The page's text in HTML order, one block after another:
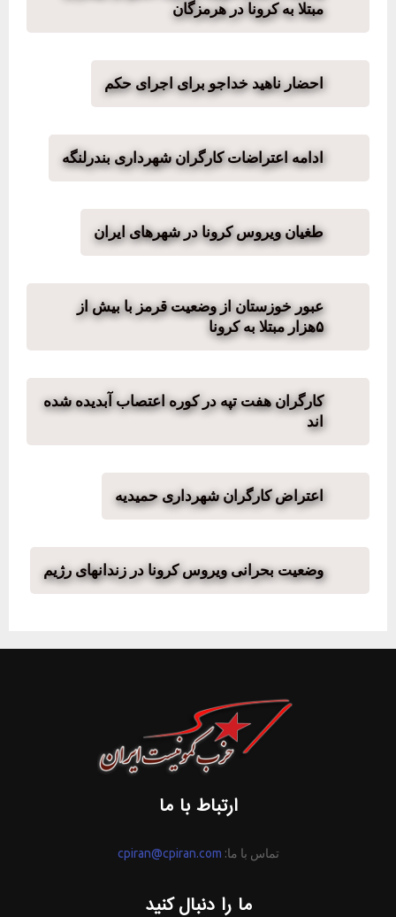
مبتلا به کرونا در هرمزگان
احضار ناهید خداجو برای اجرای حکم
ادامه اعتراضات کارگران شهرداری بندرلنگه
طغیان ویروس کرونا در شهرهای ایران
عبور خوزستان از وضعیت قرمز با بیش از
۵‌هزار مبتلا به کرونا
کارگران هفت تپه در کوره اعتصاب آبدیده شده
اند
اعتراض کارگران شهرداری حمیدیه
وضعیت بحرانی ویروس کرونا در زندانهای رژیم
ارتباط با ما
تماس با ما: cpiran@cpiran.com
ما را دنبال کنید